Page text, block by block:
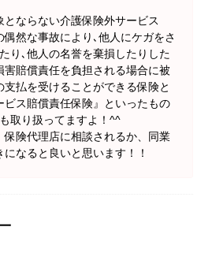
ならない介護保険外サービス
偶然な事故により､他人にケガをさ
り､他人の名誉を棄損したりした
害賠償責任を負担される場合に被
払を受けることができる保険と
ビス賠償責任保険』といったもの
取り扱ってますよ！^^
険代理店に相談されるか、同業
なると良いと思います！！